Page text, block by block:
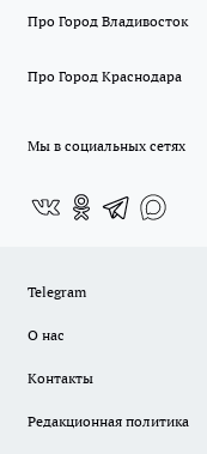
Про Город Владивосток
Про Город Краснодара
Мы в социальных сетях
Telegram
О нас
Контакты
Редакционная политика